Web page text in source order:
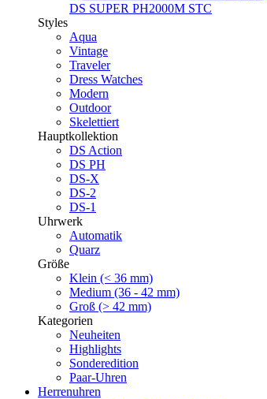
DS SUPER PH2000M STC
Styles
Aqua
Vintage
Traveler
Dress Watches
Modern
Outdoor
Skelettiert
Hauptkollektion
DS Action
DS PH
DS-X
DS-2
DS-1
Uhrwerk
Automatik
Quarz
Größe
Klein (< 36 mm)
Medium (36 - 42 mm)
Groß (> 42 mm)
Kategorien
Neuheiten
Highlights
Sonderedition
Paar-Uhren
Herrenuhren